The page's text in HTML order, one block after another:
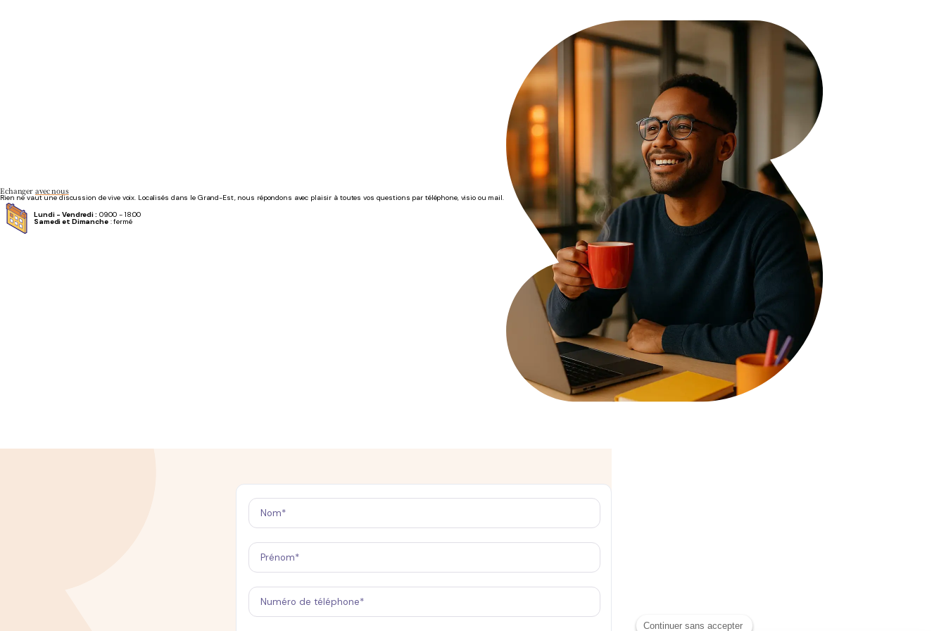
Continuer sans accepter
Echanger avec nous
Rien ne vaut une discussion de vive voix. Localisés dans le Grand-Est, nous répondons avec plaisir à toutes vos questions par téléphone, visio ou mail.
Lundi - Vendredi : 09:00 - 18:00
Samedi et Dimanche: fermé